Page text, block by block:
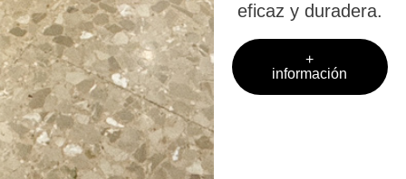
eficaz y duradera.
+
información